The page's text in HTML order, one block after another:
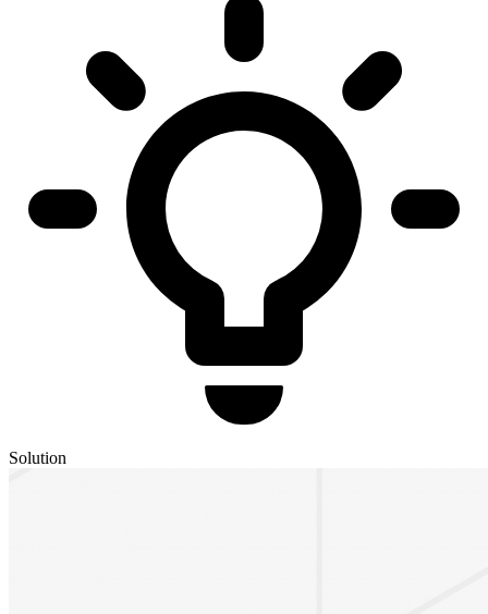
Solution